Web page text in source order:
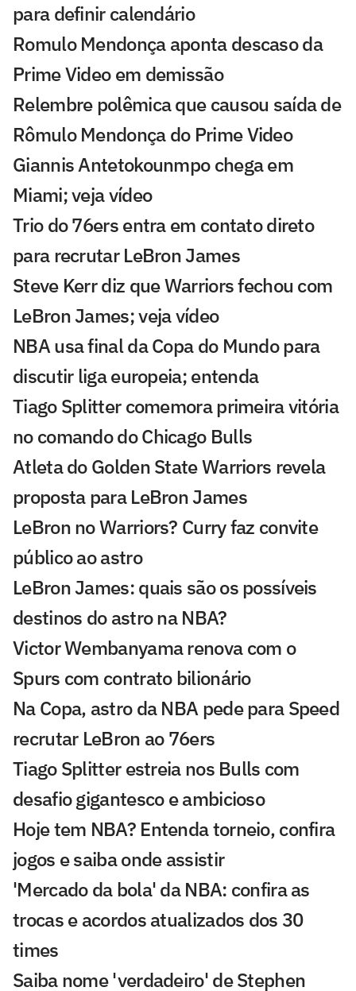
para definir calendário
Romulo Mendonça aponta descaso da
Prime Video em demissão
Relembre polêmica que causou saída de
Rômulo Mendonça do Prime Video
Giannis Antetokounmpo chega em
Miami; veja vídeo
Trio do 76ers entra em contato direto
para recrutar LeBron James
Steve Kerr diz que Warriors fechou com
LeBron James; veja vídeo
NBA usa final da Copa do Mundo para
discutir liga europeia; entenda
Tiago Splitter comemora primeira vitória
no comando do Chicago Bulls
Atleta do Golden State Warriors revela
proposta para LeBron James
LeBron no Warriors? Curry faz convite
público ao astro
LeBron James: quais são os possíveis
destinos do astro na NBA?
Victor Wembanyama renova com o
Spurs com contrato bilionário
Na Copa, astro da NBA pede para Speed
recrutar LeBron ao 76ers
Tiago Splitter estreia nos Bulls com
desafio gigantesco e ambicioso
Hoje tem NBA? Entenda torneio, confira
jogos e saiba onde assistir
'Mercado da bola' da NBA: confira as
trocas e acordos atualizados dos 30
times
Saiba nome 'verdadeiro' de Stephen